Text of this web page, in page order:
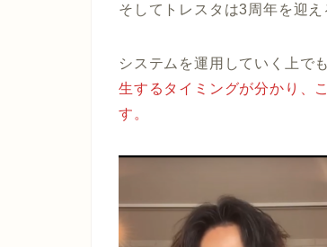
そしてトレスタは3周年を迎え
システムを運用していく上でも
生するタイミングが分かり、
す。